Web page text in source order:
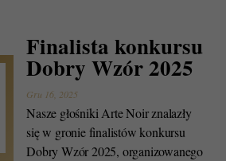
Finalista konkursu
Dobry Wzór 2025
Gru 16, 2025
Nasze głośniki Arte Noir znalazły
się w gronie finalistów konkursu
Dobry Wzór 2025, organizowanego